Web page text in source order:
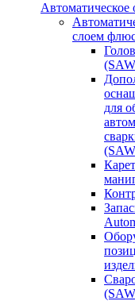
Автоматическое
слоем
для